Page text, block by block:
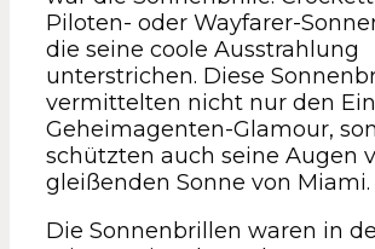
Piloten- oder Wayfarer-
die seine coole Ausstrahlung
unterstrichen. Diese
vermittelten nicht nur den
Geheimagenten-Glamour,
schützten auch seine Augen
gleißenden Sonne von Miami.
Die Sonnenbrillen waren in